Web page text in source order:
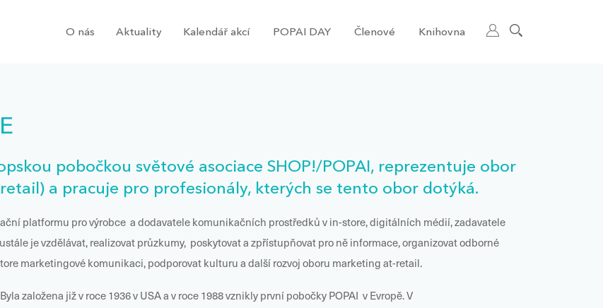
O nás Aktuality Kalendář akcí POPAI DAY Členové Knihovna
pobočkou světové asociace SHOP!/POPAI, reprezentuje obor
a pracuje pro profesionály, kterých se tento obor dotýká.
platformu pro výrobce a dodavatele komunikačních prostředků v in-store, digitálních médií, zadavatele
je vzdělávat, realizovat průzkumy, poskytovat a zpřístupňovat pro ně informace, organizovat odborné
marketingové komunikaci, podporovat kulturu a další rozvoj oboru marketing at-retail.
založena již v roce 1936 v USA a v roce 1988 vznikly první pobočky POPAI v Evropě. V